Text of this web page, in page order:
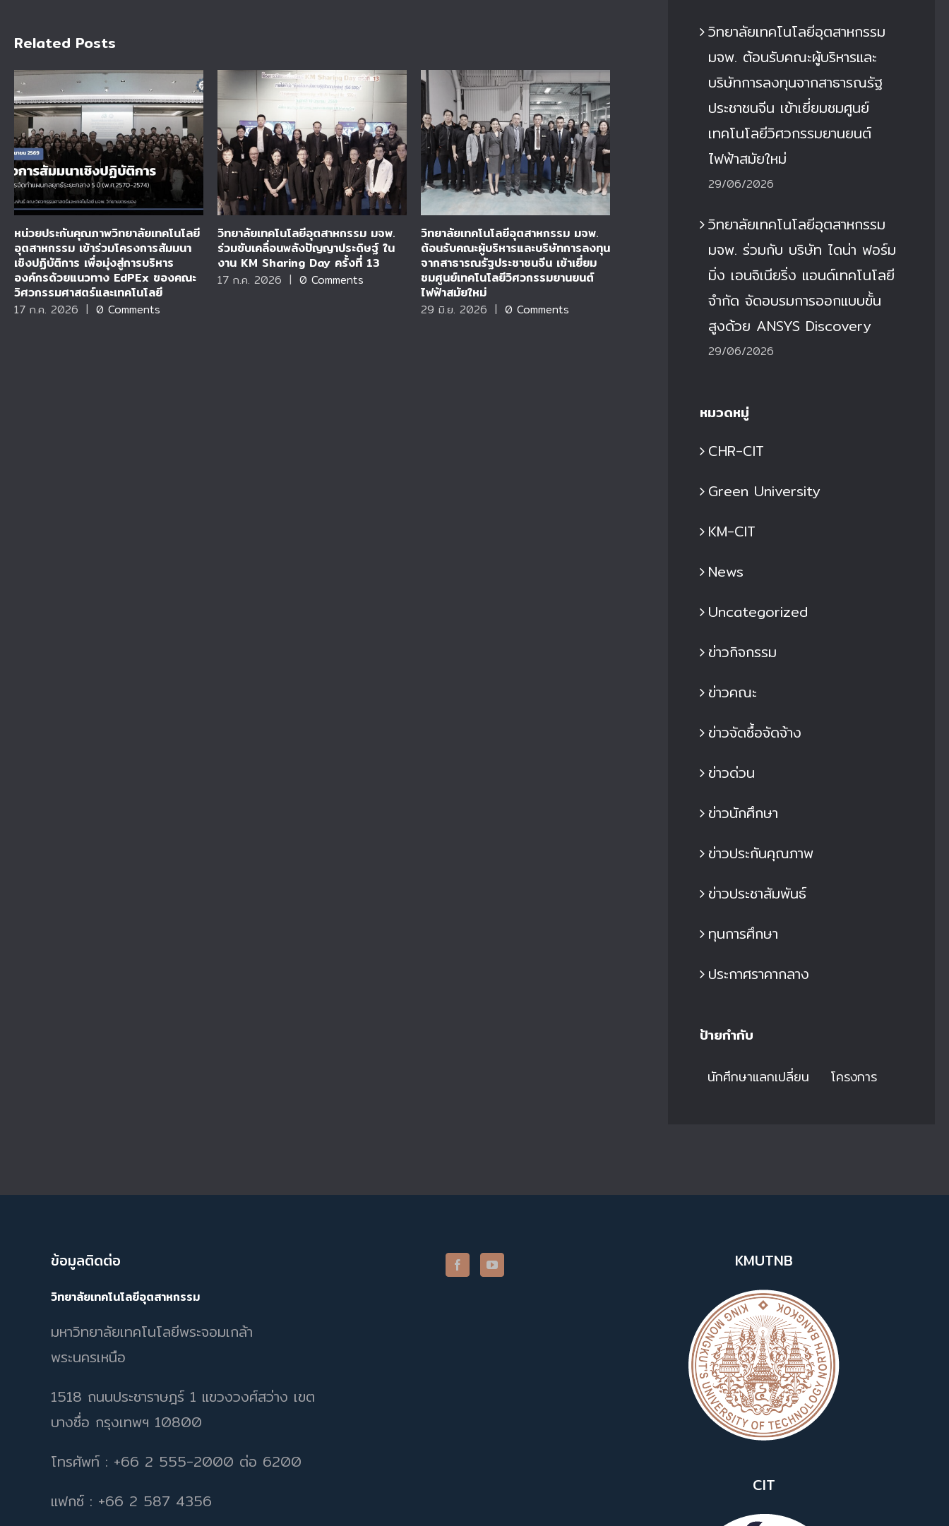
Related Posts
หน่วยประกันคุณภาพวิทยาลัยเทคโนโลยี
อุตสาหกรรม เข้าร่วมโครงการสัมมนา
เชิงปฏิบัติการ เพื่อมุ่งสู่การบริหาร
องค์กรด้วยแนวทาง EdPEx ของคณะ
วิศวกรรมศาสตร์และเทคโนโลยี
17 ก.ค. 2026 | 0 Comments
วิทยาลัยเทคโนโลยีอุตสาหกรรม มจพ.
ร่วมขับเคลื่อนพลังปัญญาประดิษฐ์ ใน
งาน KM Sharing Day ครั้งที่ 13
17 ก.ค. 2026 | 0 Comments
วิทยาลัยเทคโนโลยีอุตสาหกรรม มจพ.
ต้อนรับคณะผู้บริหารและบริษัทการลงทุน
จากสาธารณรัฐประชาชนจีน เข้าเยี่ยม
ชมศูนย์เทคโนโลยีวิศวกรรมยานยนต์
ไฟฟ้าสมัยใหม่
29 มิ.ย. 2026 | 0 Comments
วิทยาลัยเทคโนโลยีอุตสาหกรรม มจพ.
ร่วมกับ บริษัท ไดน่า ฟอร์มมิ่ง เอนจิเนีย
ริ่ง แอนด์เทคโนโลยี จำกัด จัดอบรม
การออกแบบขั้นสูงด้วย ANSYS
0 Comments
วิทยาลัยเทคโนโลยีอุตส
ได้จัดทำโครงการตรวจ
มุ่งสู่ความเป็นเลิศด้านกา
29 มิ.ย. 2026
วิทยาลัยเทคโนโลยีอุตสาหกรรม
มจพ. ต้อนรับคณะผู้บริหารและ
บริษัทการลงทุนจากสาธารณรัฐ
ประชาชนจีน เข้าเยี่ยมชมศูนย์
เทคโนโลยีวิศวกรรมยานยนต์
ไฟฟ้าสมัยใหม่
29/06/2026
วิทยาลัยเทคโนโลยีอุตสาหกรรม
มจพ. ร่วมกับ บริษัท ไดน่า ฟอร์ม
มิ่ง เอนจิเนียริ่ง แอนด์เทคโนโลยี
จำกัด จัดอบรมการออกแบบขั้น
สูงด้วย ANSYS Discovery
29/06/2026
หมวดหมู่
CHR-CIT
Green University
KM-CIT
News
Uncategorized
ข่าวกิจกรรม
ข่าวคณะ
ข่าวจัดซื้อจัดจ้าง
ข่าวด่วน
ข่าวนักศึกษา
ข่าวประกันคุณภาพ
ข่าวประชาสัมพันธ์
ทุนการศึกษา
ประกาศราคากลาง
ป้ายกำกับ
นักศึกษาแลกเปลี่ยน โครงการ
ข้อมูลติดต่อ
วิทยาลัยเทคโนโลยีอุตสาหกรรม
มหาวิทยาลัยเทคโนโลยีพระจอมเกล้า
พระนครเหนือ
1518 ถนนประชาราษฎร์ 1 แขวงวงศ์สว่าง เขต
บางซื่อ กรุงเทพฯ 10800
โทรศัพท์ : +66 2 555-2000 ต่อ 6200
แฟกซ์ : +66 2 587 4356
KMUTNB
CIT